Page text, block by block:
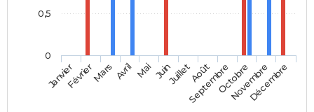
JanvierFévrierMars Avril Mai JuinJuilletAoût
SeptembreOctobre
Novembre
Décembre
0
0,5